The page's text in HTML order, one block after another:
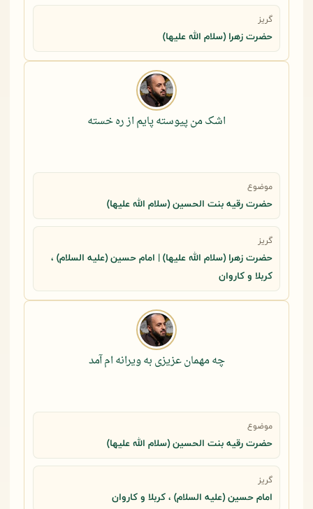
گریز
حضرت زهرا (سلام الله علیها)
اشک من پیوسته پایم از ره خسته
موضوع
حضرت رقيه بنت الحسين (سلام الله عليها)
گریز
حضرت زهرا (سلام الله علیها) | امام حسین (علیه السلام) ،
کربلا و کاروان
چه مهمان عزیزی به ویرانه ام آمد
موضوع
حضرت رقيه بنت الحسين (سلام الله عليها)
گریز
امام حسین (علیه السلام) ، کربلا و کاروان